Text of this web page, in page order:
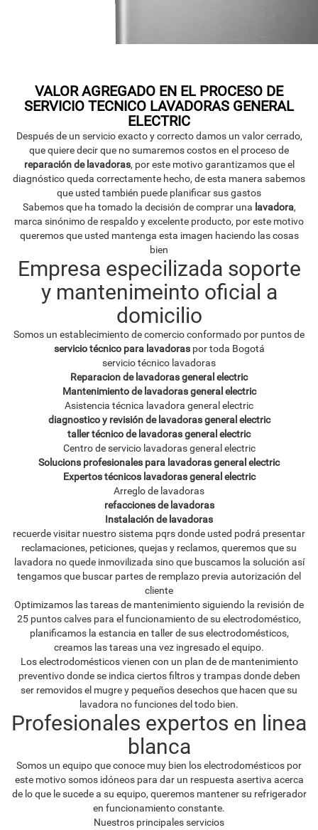
VALOR AGREGADO EN EL PROCESO DE
SERVICIO TECNICO LAVADORAS GENERAL
ELECTRIC
Después de un servicio exacto y correcto damos un valor cerrado,
que quiere decir que no sumaremos costos en el proceso de
reparación de lavadoras, por este motivo garantizamos que el
diagnóstico queda correctamente hecho, de esta manera sabemos
que usted también puede planificar sus gastos
Sabemos que ha tomado la decisión de comprar una lavadora,
marca sinónimo de respaldo y excelente producto, por este motivo
queremos que usted mantenga esta imagen haciendo las cosas
bien
Empresa especilizada soporte
y mantenimeinto oficial a
domicilio
Somos un establecimiento de comercio conformado por puntos de
servicio técnico para lavadoraspor toda Bogotá
servicio técnico lavadoras
Reparacion de lavadoras general electric
Mantenimiento de lavadoras general electric
Asistencia técnica lavadora general electric
diagnostico y revisión de lavadoras general electric
taller técnico de lavadoras general electric
Centro de servicio lavadoras general electric
Solucions profesionales para lavadoras general electric
Expertos técnicos lavadoras general electric
Arreglo de lavadoras
refacciones de lavadoras
Instalación de lavadoras
recuerde visitar nuestro sistema pqrs donde usted podrá presentar
reclamaciones, peticiones, quejas y reclamos, queremos que su
lavadora no quede inmovilizada sino que buscamos la solución así
tengamos que buscar partes de remplazo previa autorización del
cliente
Optimizamos las tareas de mantenimiento siguiendo la revisión de
25 puntos calves para el funcionamiento de su electrodoméstico,
planificamos la estancia en taller de sus electrodomésticos,
creamos las tareas una vez ingresado el equipo.
Los electrodomésticos vienen con un plan de de mantenimiento
preventivo donde se indica ciertos filtros y trampas donde deben
ser removidos el mugre y pequeños desechos que hacen que su
lavadora no funciones del todo bien.
Profesionales expertos en linea
blanca
Somos un equipo que conoce muy bien los electrodomésticos por
este motivo somos idóneos para dar un respuesta asertiva acerca
de lo que le sucede a su equipo, queremos mantener su refrigerador
en funcionamiento constante.
Nuestros principales servicios